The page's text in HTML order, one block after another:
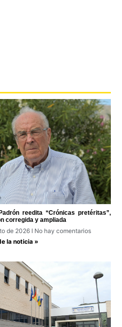
reedita “Crónicas pretéritas”,
corregida y ampliada
de 2026
No hay comentarios
la noticia »